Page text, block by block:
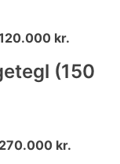
kr.
(150
270.000 kr.